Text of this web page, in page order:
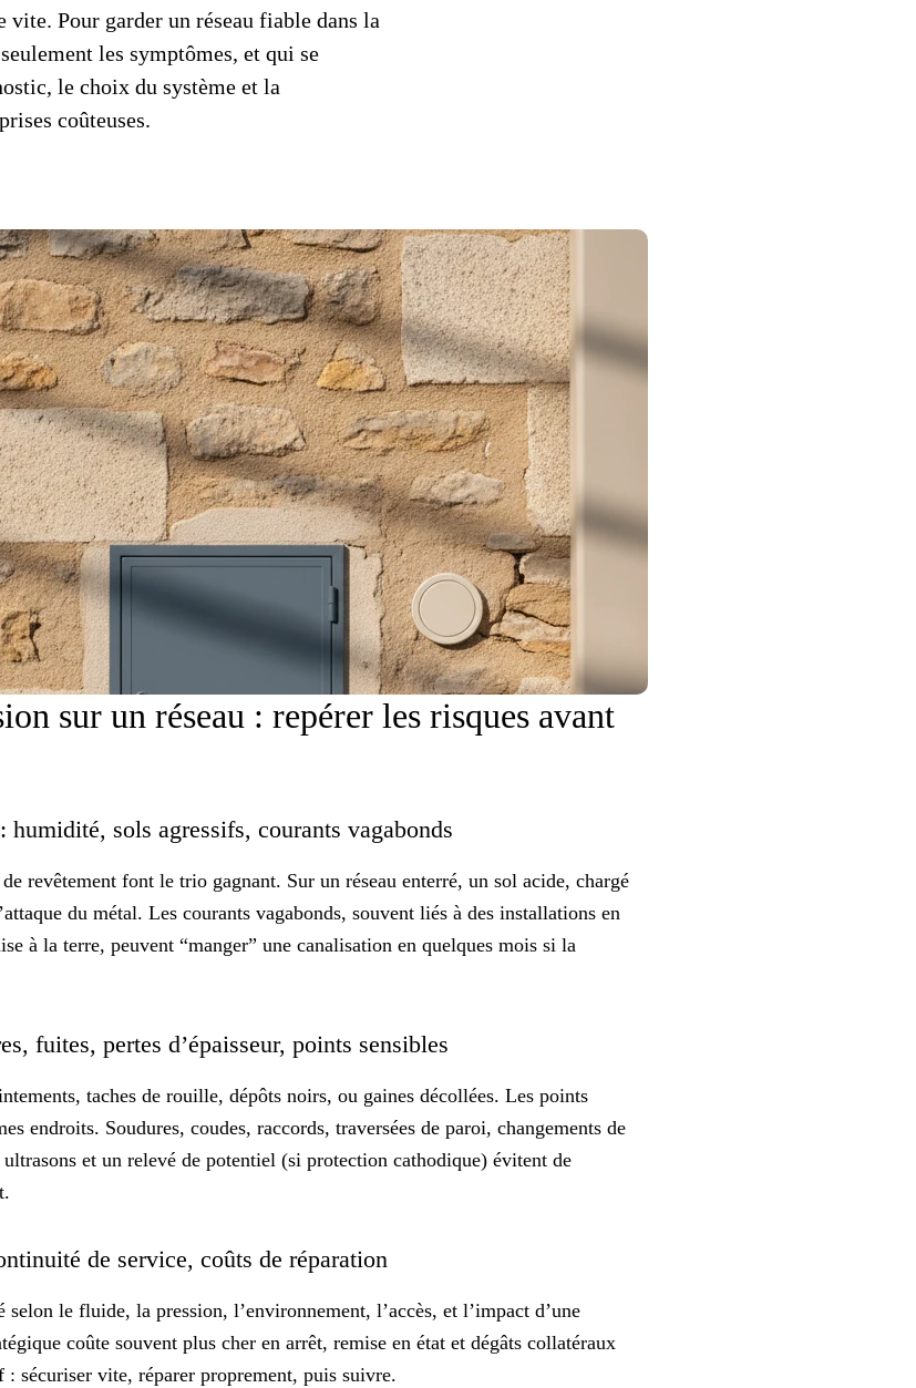
Pour garder un réseau fiable dans la
les symptômes, et qui se
le choix du système et la
coûteuses.
sur un réseau : repérer les risques avant
humidité, sols agressifs, courants vagabonds
revêtement font le trio gagnant. Sur un réseau enterré, un sol acide, chargé
du métal. Les courants vagabonds, souvent liés à des installations en
à la terre, peuvent “manger” une canalisation en quelques mois si la
fuites, pertes d’épaisseur, points sensibles
taches de rouille, dépôts noirs, ou gaines décollées. Les points
endroits. Soudures, coudes, raccords, traversées de paroi, changements de
et un relevé de potentiel (si protection cathodique) évitent de
de service, coûts de réparation
le fluide, la pression, l’environnement, l’accès, et l’impact d’une
coûte souvent plus cher en arrêt, remise en état et dégâts collatéraux
sécuriser vite, réparer proprement, puis suivre.